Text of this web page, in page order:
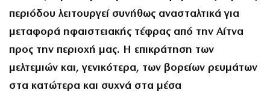
περιόδου λειτουργεί συνήθως ανασταλτικά για
μεταφορά ηφαιστειακής τέφρας από την Αίτνα
προς την περιοχή μας. Η επικράτηση των
μελτεμιών και, γενικότερα, των βορείων ρευμάτων
στα κατώτερα και συχνά στα μέσα